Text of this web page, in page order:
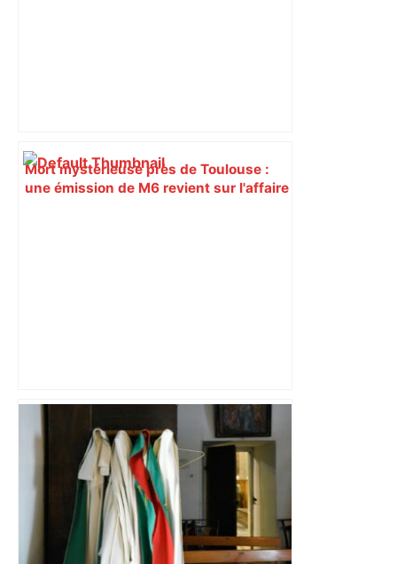
Mort mystérieuse près de Toulouse :
une émission de M6 revient sur l'affaire
Bilan du marché du logement neuf :
une lueur d'espoir pour l'immobilier à
Toulouse ? – Actu.fr